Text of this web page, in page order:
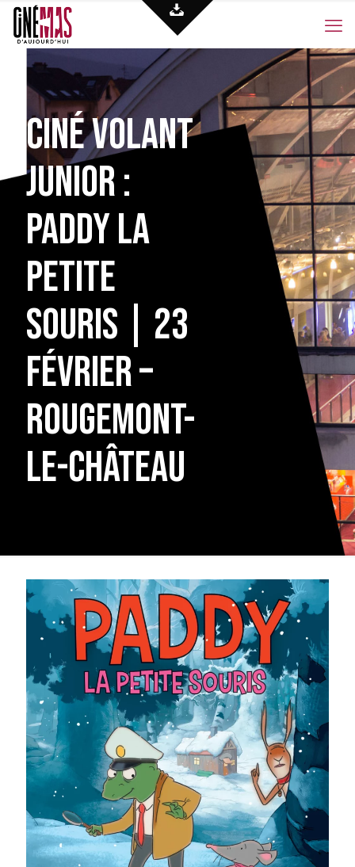
Ciné Volant
Junior :
Paddy la
petite
souris | 23
février –
Rougemont-
le-Château